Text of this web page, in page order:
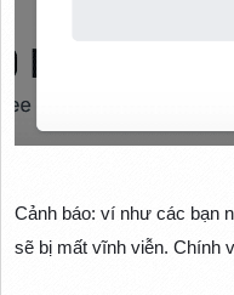
Cảnh báo: ví như các bạn
sẽ bị mất vĩnh viễn. Chính